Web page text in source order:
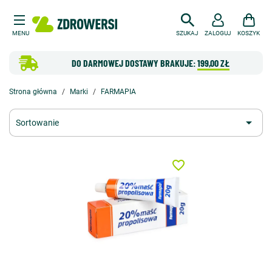
MENU SZUKAJ
DO DARMOWEJ DOSTAWY BRAKUJE:199,00 ZŁ
ZALOGUJ KOSZYK
Strona główna Marki FARMAPIA
Sortowanie 
favorite_border